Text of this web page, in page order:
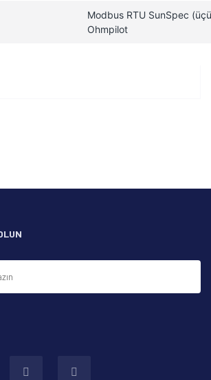
Modbus RTU SunSpec
Ohmpilot
eksik bilgiler bulunuyor.